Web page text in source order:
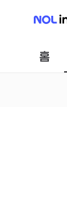
NOL 인터파크
홈